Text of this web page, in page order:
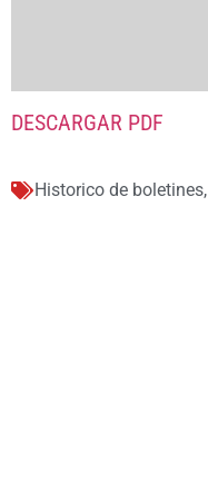
DESCARGAR PDF
Historico de boletines,